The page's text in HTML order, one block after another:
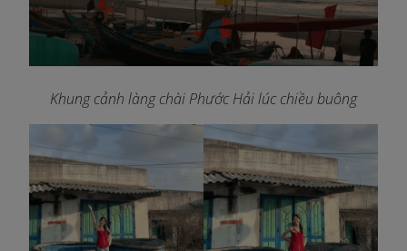
Khung cảnh làng chài Phước Hải lúc chiều buông